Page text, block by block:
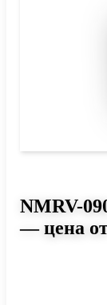
NMRV-
— цена